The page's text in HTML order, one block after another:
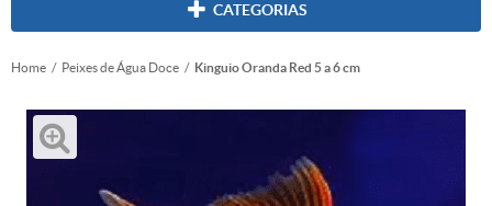
CATEGORIAS
Home Peixes de Água Doce Kinguio Oranda Red 5 a 6 cm